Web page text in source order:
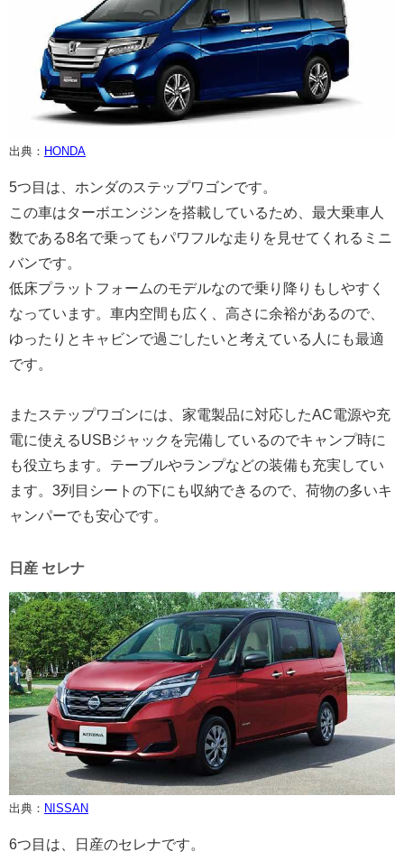
出典： HONDA
5つ目は、ホンダのステップワゴンです。
この車はターボエンジンを搭載しているため、最大乗車人
数である8名で乗ってもパワフルな走りを見せてくれるミニ
バンです。
低床プラットフォームのモデルなので乗り降りもしやすく
なっています。車内空間も広く、高さに余裕があるので、
ゆったりとキャビンで過ごしたいと考えている人にも最適
です。
またステップワゴンには、家電製品に対応したAC電源や充
電に使えるUSBジャックを完備しているのでキャンプ時に
も役立ちます。テーブルやランプなどの装備も充実してい
ます。3列目シートの下にも収納できるので、荷物の多いキ
ャンパーでも安心です。
日産 セレナ
出典： NISSAN
6つ目は、日産のセレナです。